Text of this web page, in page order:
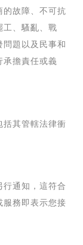
的故障、不可抗
工、騷亂、戰
題以及民事和
承擔責任或義
其管轄法律衝
通知，這符合
服務即表示您接